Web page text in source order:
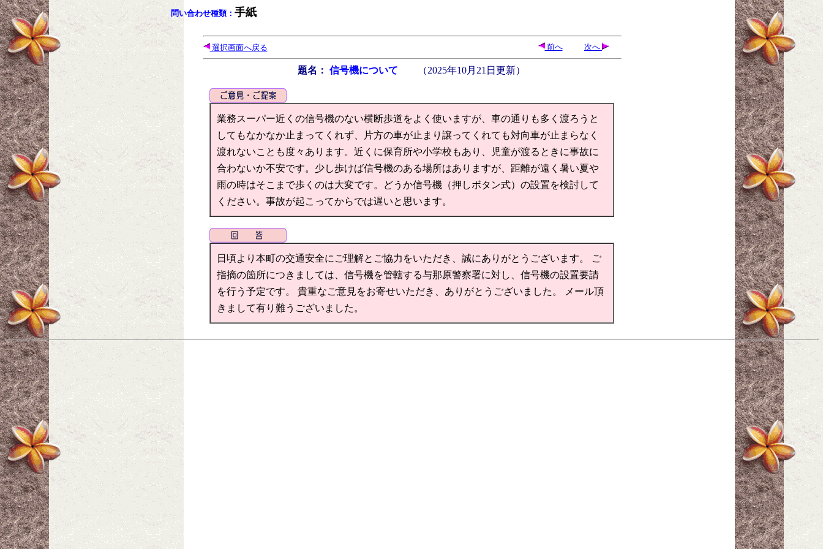
問い合わせ種類： 手紙
選択画面へ戻る 前へ 次へ
題名： 信号機について （2025年10月21日 更新）
業務スーパー近くの信号機のない横断歩道をよく使いますが、車の通りも多く渡ろうと
してもなかなか止まってくれず、片方の車が止まり譲ってくれても対向車が止まらなく
渡れないことも度々あります。近くに保育所や小学校もあり、児童が渡るときに事故に
合わないか不安です。少し歩けば信号機のある場所はありますが、距離が遠く暑い夏や
雨の時はそこまで歩くのは大変です。どうか信号機（押しボタン式）の設置を検討して
ください。事故が起こってからでは遅いと思います。
日頃より本町の交通安全にご理解とご協力をいただき、誠にありがとうございます。 ご
指摘の箇所につきましては、信号機を管轄する与那原警察署に対し、信号機の設置要請
を行う予定です。 貴重なご意見をお寄せいただき、ありがとうございました。 メール頂
きまして有り難うございました。